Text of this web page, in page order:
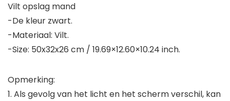
Vilt opslag mand
-De kleur zwart.
-Materiaal: Vilt.
-Size: 50x32x26 cm / 19.69×12.60×10.24 inch.
Opmerking:
1. Als gevolg van het licht en het scherm verschil, kan